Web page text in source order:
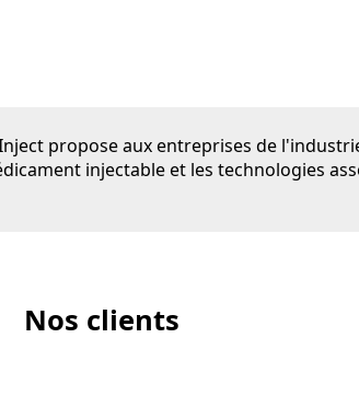
propose aux entreprises de
injectable et les technologies
Nos clients